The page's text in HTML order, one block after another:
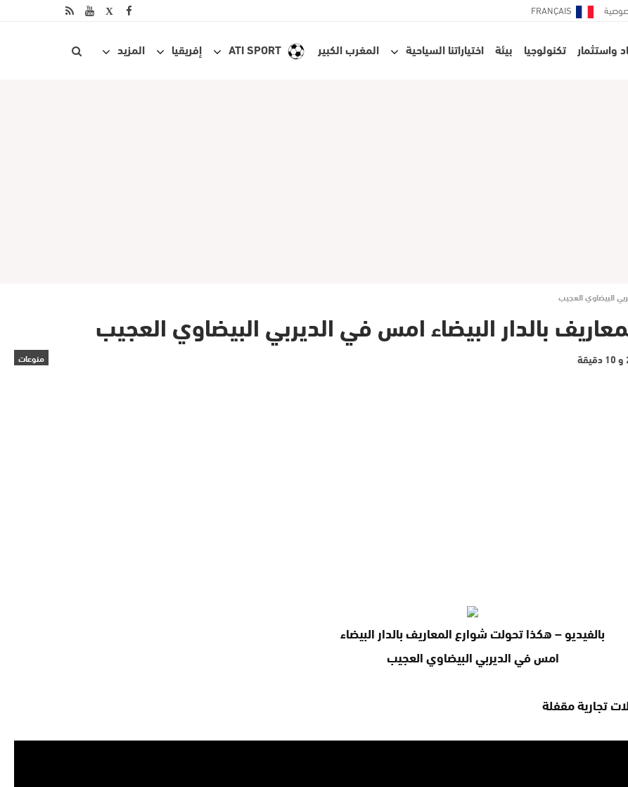
FRANÇAIS
واستثمار تكنولوجيا بيئة اختياراتنا السياحية المغرب الكبير ATI SPORT إفريقيا المزيد
البيضاوي العجيب
بالدار البيضاء امس في الديربي البيضاوي العجيب
منوعات
بالفيديو – هكذا تحولت شوارع المعاريف بالدار البيضاء
امس في الديربي البيضاوي العجيب
تجارية مقفلة